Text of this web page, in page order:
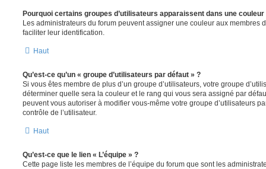
Pourquoi certains groupes d’utilisateurs apparaissent dans une
Les administrateurs du forum peuvent assigner une couleur aux membres
faciliter leur identification.
Haut
Qu’est-ce qu’un « groupe d’utilisateurs par défaut » ?
Si vous êtes membre de plus d’un groupe d’utilisateurs, votre groupe
déterminer quelle sera la couleur et le rang qui vous sera assigné par
peuvent vous autoriser à modifier vous-même votre groupe d’utilisateurs
contrôle de l’utilisateur.
Haut
Qu’est-ce que le lien « L’équipe » ?
Cette page liste les membres de l’équipe du forum que sont les